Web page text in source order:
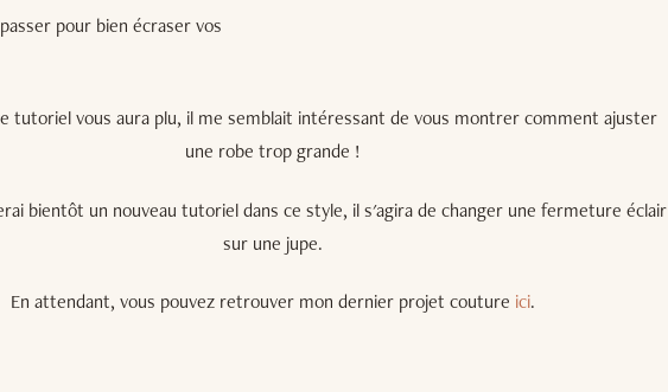
pour bien écraser vos
tutoriel vous aura plu, il me semblait intéressant de vous montrer comment ajuster
une robe trop grande !
bientôt un nouveau tutoriel dans ce style, il s'agira de changer une fermeture éclair
sur une jupe.
En attendant, vous pouvez retrouver mon dernier projet couture ici.